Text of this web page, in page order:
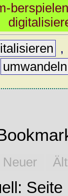
,
umwandeln
Neuer
Seite